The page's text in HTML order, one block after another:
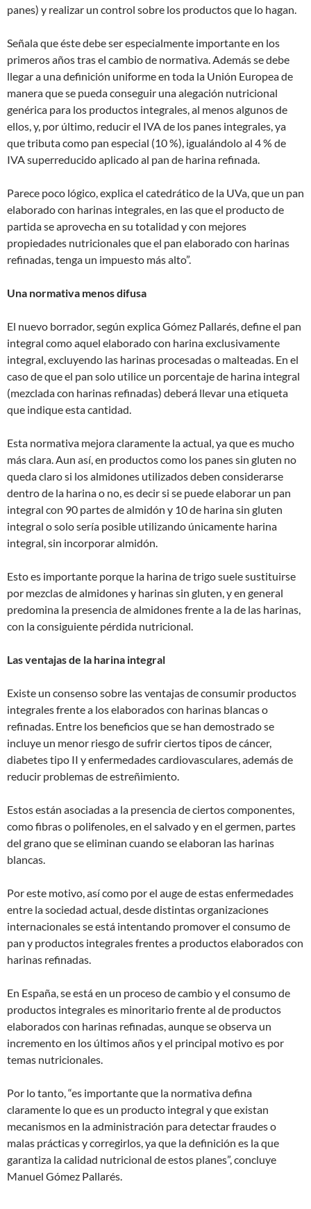
panes) y realizar un control sobre los productos que lo hagan.
Señala que éste debe ser especialmente importante en los
primeros años tras el cambio de normativa. Además se debe
llegar a una definición uniforme en toda la Unión Europea de
manera que se pueda conseguir una alegación nutricional
genérica para los productos integrales, al menos algunos de
ellos, y, por último, reducir el IVA de los panes integrales, ya
que tributa como pan especial (10 %), igualándolo al 4 % de
IVA superreducido aplicado al pan de harina refinada.
Parece poco lógico, explica el catedrático de la UVa, que un pan
elaborado con harinas integrales, en las que el producto de
partida se aprovecha en su totalidad y con mejores
propiedades nutricionales que el pan elaborado con harinas
refinadas, tenga un impuesto más alto”.
Una normativa menos difusa
El nuevo borrador, según explica Gómez Pallarés, define el pan
integral como aquel elaborado con harina exclusivamente
integral, excluyendo las harinas procesadas o malteadas. En el
caso de que el pan solo utilice un porcentaje de harina integral
(mezclada con harinas refinadas) deberá llevar una etiqueta
que indique esta cantidad.
Esta normativa mejora claramente la actual, ya que es mucho
más clara. Aun así, en productos como los panes sin gluten no
queda claro si los almidones utilizados deben considerarse
dentro de la harina o no, es decir si se puede elaborar un pan
integral con 90 partes de almidón y 10 de harina sin gluten
integral o solo sería posible utilizando únicamente harina
integral, sin incorporar almidón.
Esto es importante porque la harina de trigo suele sustituirse
por mezclas de almidones y harinas sin gluten, y en general
predomina la presencia de almidones frente a la de las harinas,
con la consiguiente pérdida nutricional.
Las ventajas de la harina integral
Existe un consenso sobre las ventajas de consumir productos
integrales frente a los elaborados con harinas blancas o
refinadas. Entre los beneficios que se han demostrado se
incluye un menor riesgo de sufrir ciertos tipos de cáncer,
diabetes tipo II y enfermedades cardiovasculares, además de
reducir problemas de estreñimiento.
Estos están asociadas a la presencia de ciertos componentes,
como fibras o polifenoles, en el salvado y en el germen, partes
del grano que se eliminan cuando se elaboran las harinas
blancas.
Por este motivo, así como por el auge de estas enfermedades
entre la sociedad actual, desde distintas organizaciones
internacionales se está intentando promover el consumo de
pan y productos integrales frentes a productos elaborados con
harinas refinadas.
En España, se está en un proceso de cambio y el consumo de
productos integrales es minoritario frente al de productos
elaborados con harinas refinadas, aunque se observa un
incremento en los últimos años y el principal motivo es por
temas nutricionales.
Por lo tanto, “es importante que la normativa defina
claramente lo que es un producto integral y que existan
mecanismos en la administración para detectar fraudes o
malas prácticas y corregirlos, ya que la definición es la que
garantiza la calidad nutricional de estos planes”, concluye
Manuel Gómez Pallarés.